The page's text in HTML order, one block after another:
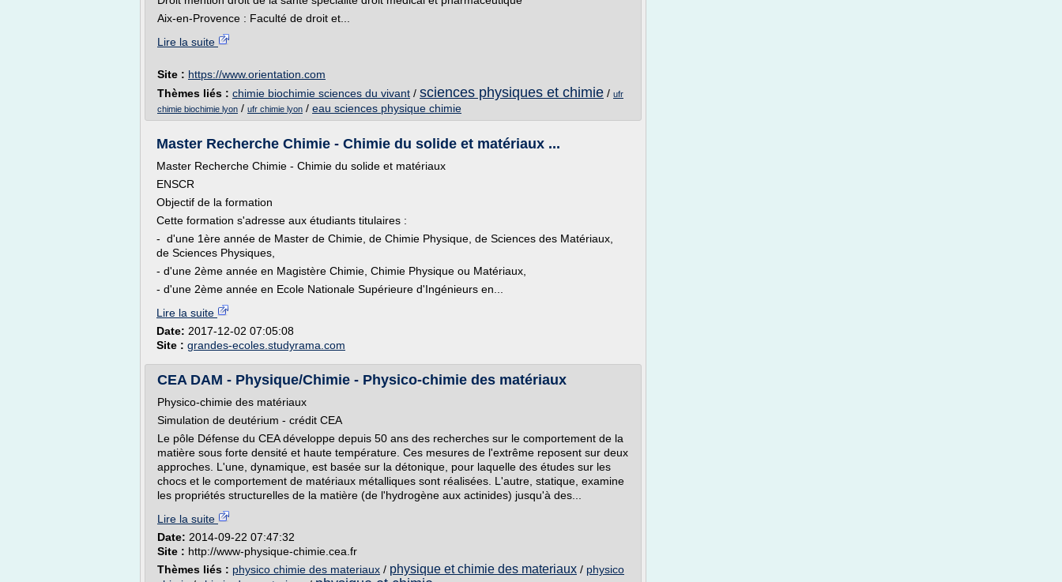
Aix-en-Provence : Faculté de droit et...
Lire la suite
Site : https://www.orientation.com
Thèmes liés : chimie biochimie sciences du vivant / sciences physiques et chimie / ufr
chimie biochimie lyon / ufr chimie lyon / eau sciences physique chimie
Master Recherche Chimie - Chimie du solide et matériaux ...
Master Recherche Chimie - Chimie du solide et matériaux
ENSCR
Objectif de la formation
Cette formation s'adresse aux étudiants titulaires :
- d'une 1ère année de Master de Chimie, de Chimie Physique, de Sciences des Matériaux,
de Sciences Physiques,
- d'une 2ème année en Magistère Chimie, Chimie Physique ou Matériaux,
- d'une 2ème année en Ecole Nationale Supérieure d'Ingénieurs en...
Lire la suite
Date: 2017-12-02 07:05:08
Site : grandes-ecoles.studyrama.com
CEA DAM - Physique/Chimie - Physico-chimie des matériaux
Physico-chimie des matériaux
Simulation de deutérium - crédit CEA
Le pôle Défense du CEA développe depuis 50 ans des recherches sur le comportement de la
matière sous forte densité et haute température. Ces mesures de l'extrême reposent sur deux
approches. L'une, dynamique, est basée sur la détonique, pour laquelle des études sur les
chocs et le comportement de matériaux métalliques sont réalisées. L'autre, statique, examine
les propriétés structurelles de la matière (de l'hydrogène aux actinides) jusqu'à des...
Lire la suite
Date: 2014-09-22 07:47:32
Site : http://www-physique-chimie.cea.fr
Thèmes liés : physico chimie des materiaux / physique et chimie des materiaux / physico